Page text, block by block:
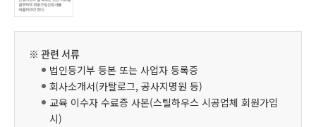
※ 관련 서류
법인등기부 등본 또는 사업자 등록증
회사소개서(카탈로그, 공사지명원 등)
교육 이수자 수료증 사본(스틸하우스 시공업체 회원가입
시)